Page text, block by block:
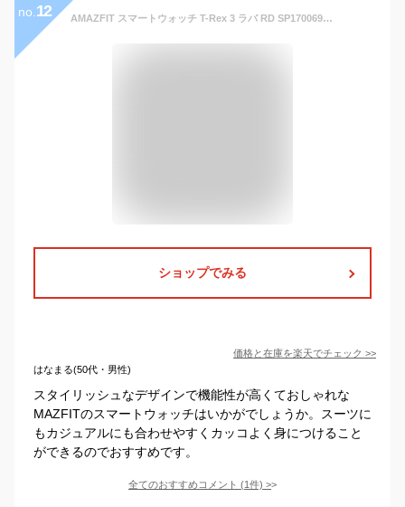
no. 12 AMAZFIT スマートウォッチ T-Rex 3 ラバ RD SP170069C219 【正規品】
ショップでみる
価格と在庫を楽天でチェック >>
はなまる(50代・男性)
スタイリッシュなデザインで機能性が高くておしゃれな
MAZFITのスマートウォッチはいかがでしょうか。スーツに
もカジュアルにも合わせやすくカッコよく身につけること
ができるのでおすすめです。
全てのおすすめコメント (1件) >